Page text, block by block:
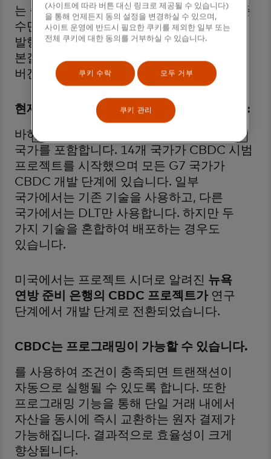
는 중앙은행이 전자 결제 시스템과 같은 기존
수단이나 분산 원장 기술(DLT)을 사용하여
발행하는 디지털 통화입니다. 이는
본질적으로 각국의 법정 화폐를 디지털
버전으로 만든 것입니다.
현재 11개 국가에서 CBDC를 출시했습니다:
바하마, 자메이카 및 동부 카리브해 8개
국가를 포함합니다. 14개 국가가 CBDC 시범
프로젝트를 시작했으며 모든 G7 국가가
CBDC 개발 단계에 있습니다. 일부
국가에서는 기존 기술을 사용하고, 다른
국가에서는 DLT만 사용합니다. 하지만 두
가지 기술을 혼합하여 배포하는 경우도
있습니다.
미국에서는 프로젝트 시더로 알려진 뉴욕
연방 준비 은행의 CBDC 프로젝트가연구
단계에서 개발 단계로 전환되었습니다.
CBDC는 프로그래밍이 가능할 수 있습니다.
를 사용하여 조건이 충족되면 트랜잭션이
자동으로 실행될 수 있도록 합니다. 또한
프로그래밍 기능을 통해 단일 거래 내에서
자산을 동시에 즉시 교환하는 원자 결제가
가능해집니다. 결과적으로 효율성이 크게
향상됩니다.
(사이트에 따라 버튼 대신 링크로 제공될 수 있습니다)
을 통해 언제든지 동의 설정을 변경하실 수 있으며,
사이트 운영에 반드시 필요한 쿠키를 제외한 일부 또는
전체 쿠키에 대한 동의를 거부하실 수 있습니다.
쿠키 수락 모두 거부
쿠키 관리